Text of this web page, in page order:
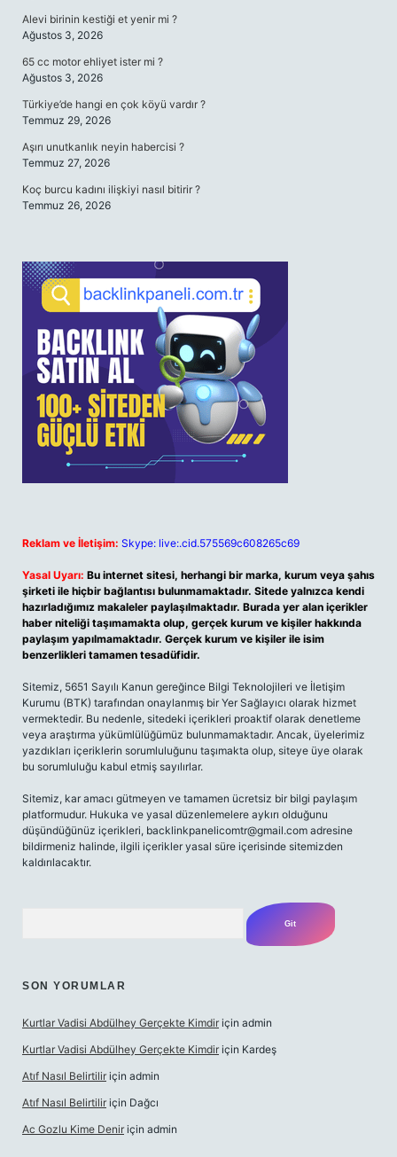
Alevi birinin kestiği et yenir mi ?
Ağustos 3, 2026
65 cc motor ehliyet ister mi ?
Ağustos 3, 2026
Türkiye’de hangi en çok köyü vardır ?
Temmuz 29, 2026
Aşırı unutkanlık neyin habercisi ?
Temmuz 27, 2026
Koç burcu kadını ilişkiyi nasıl bitirir ?
Temmuz 26, 2026
Reklam ve İletişim: Skype: live:.cid.575569c608265c69
Yasal Uyarı: Bu internet sitesi, herhangi bir marka, kurum veya şahıs
şirketi ile hiçbir bağlantısı bulunmamaktadır. Sitede yalnızca kendi
hazırladığımız makaleler paylaşılmaktadır. Burada yer alan içerikler
haber niteliği taşımamakta olup, gerçek kurum ve kişiler hakkında
paylaşım yapılmamaktadır. Gerçek kurum ve kişiler ile isim
benzerlikleri tamamen tesadüfidir.
Sitemiz, 5651 Sayılı Kanun gereğince Bilgi Teknolojileri ve İletişim
Kurumu (BTK) tarafından onaylanmış bir Yer Sağlayıcı olarak hizmet
vermektedir. Bu nedenle, sitedeki içerikleri proaktif olarak denetleme
veya araştırma yükümlülüğümüz bulunmamaktadır. Ancak, üyelerimiz
yazdıkları içeriklerin sorumluluğunu taşımakta olup, siteye üye olarak
bu sorumluluğu kabul etmiş sayılırlar.
Sitemiz, kar amacı gütmeyen ve tamamen ücretsiz bir bilgi paylaşım
platformudur. Hukuka ve yasal düzenlemelere aykırı olduğunu
düşündüğünüz içerikleri, backlinkpanelicomtr@gmail.com adresine
bildirmeniz halinde, ilgili içerikler yasal süre içerisinde sitemizden
kaldırılacaktır.
SON YORUMLAR
Kurtlar Vadisi Abdülhey Gerçekte Kimdir için admin
Kurtlar Vadisi Abdülhey Gerçekte Kimdir için Kardeş
Atıf Nasıl Belirtilir için admin
Atıf Nasıl Belirtilir için Dağcı
Ac Gozlu Kime Denir için admin